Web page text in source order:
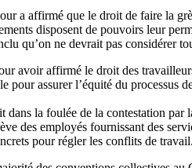
a affirmé que le droit de faire la
disposent de pouvoirs leur
qu’on ne devrait pas considérer
avoir affirmé le droit des
pour assurer l’équité du processus
dans la foulée de la contestation
des employés fournissant des
pour régler les conflits de travail.